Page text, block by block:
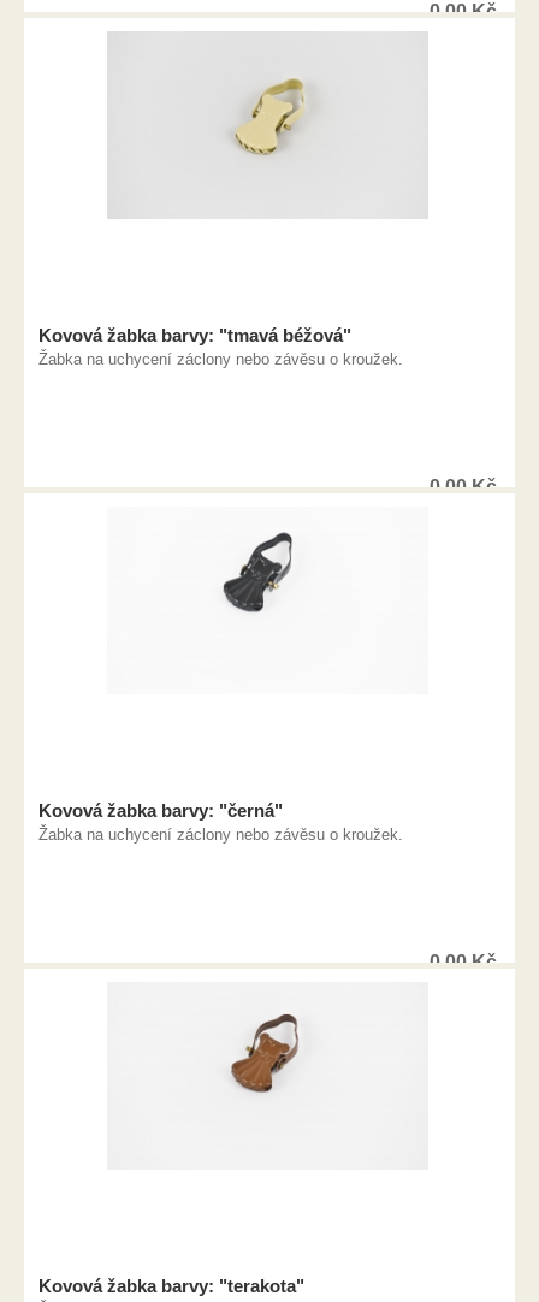
0,00Kč
Kovová žabka barvy: "tmavá béžová"
Žabka na uchycení záclony nebo závěsu o kroužek.
0,00Kč
Kovová žabka barvy: "černá"
Žabka na uchycení záclony nebo závěsu o kroužek.
0,00Kč
Kovová žabka barvy: "terakota"